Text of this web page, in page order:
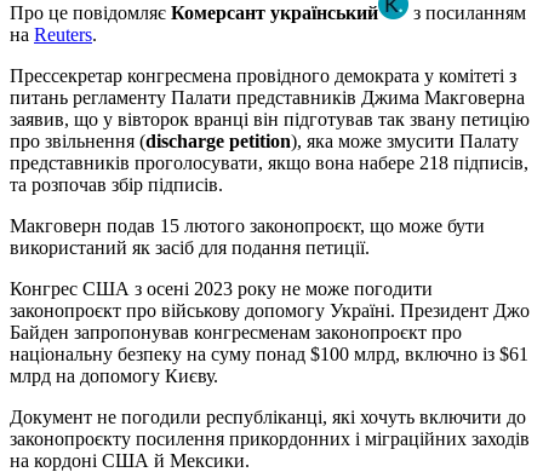
Про це повідомляє Комерсант український
з посиланням
на Reuters.
Прессекретар конгресмена провідного демократа у комітеті з
питань регламенту Палати представників Джима Макговерна
заявив, що у вівторок вранці він підготував так звану петицію
про звільнення (discharge petition), яка може змусити Палату
представників проголосувати, якщо вона набере 218 підписів,
та розпочав збір підписів.
Макговерн подав 15 лютого законопроєкт, що може бути
використаний як засіб для подання петиції.
Конгрес США з осені 2023 року не може погодити
законопроєкт про військову допомогу Україні. Президент Джо
Байден запропонував конгресменам законопроєкт про
національну безпеку на суму понад $100 млрд, включно із $61
млрд на допомогу Києву.
Документ не погодили республіканці, які хочуть включити до
законопроєкту посилення прикордонних і міграційних заходів
на кордоні США й Мексики.